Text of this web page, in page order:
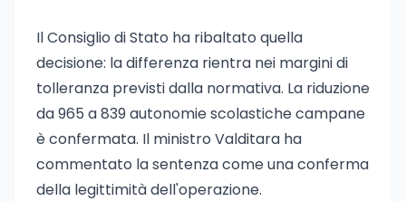
Il Consiglio di Stato ha ribaltato quella
decisione: la differenza rientra nei margini di
tolleranza previsti dalla normativa. La riduzione
da 965 a 839 autonomie scolastiche campane
è confermata. Il ministro Valditara ha
commentato la sentenza come una conferma
della legittimità dell'operazione.